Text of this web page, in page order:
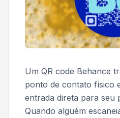
Um QR code Behance
ponto de contato físico
entrada direta para seu
Quando alguém